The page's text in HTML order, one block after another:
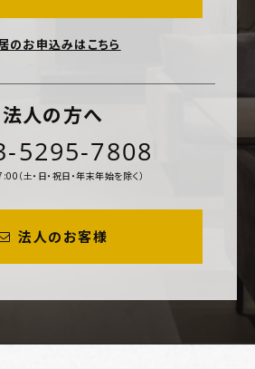
のお申込みはこちら
法人の方へ
5295-7808
（土・日・祝日・年末年始を除く）
法人のお客様